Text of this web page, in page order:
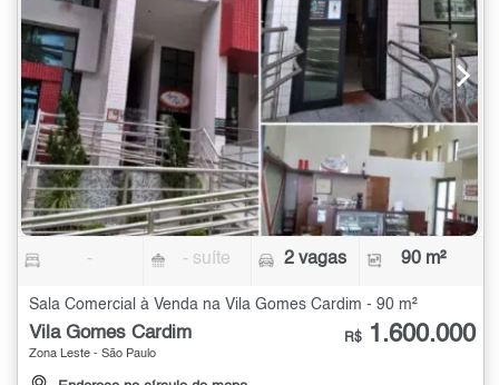
- - suíte 2 vagas 90 m²
Sala Comercial à Venda na Vila Gomes Cardim - 90 m²
Vila Gomes Cardim
Zona Leste - São Paulo
R$ 1.600.000